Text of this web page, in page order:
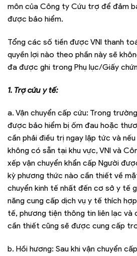
môn của Công ty Cứu trợ để đảm
được bảo hiểm.
Tổng các số tiền được VNI thanh
quyền lợi nào theo phần này sẽ
đa được ghi trong Phụ lục/Giấy
1. Trợ cứu y tế:
a. Vận chuyển cấp cứu: Trong
được bảo hiểm bị ốm đau hoặc
cần phải điều trị ngay lập tức và
không có sẵn tại khu vực, VNI và
xếp vận chuyển khẩn cấp Người
kỳ phương thức nào cần thiết về
chuyển kinh tế nhất đến cơ sở y tế
năng cung cấp dịch vụ y tế thích
tế, phương tiện thông tin liên lạc và
cần thiết cũng sẽ được cung cấp
b. Hồi hương: Sau khi vận chuyển